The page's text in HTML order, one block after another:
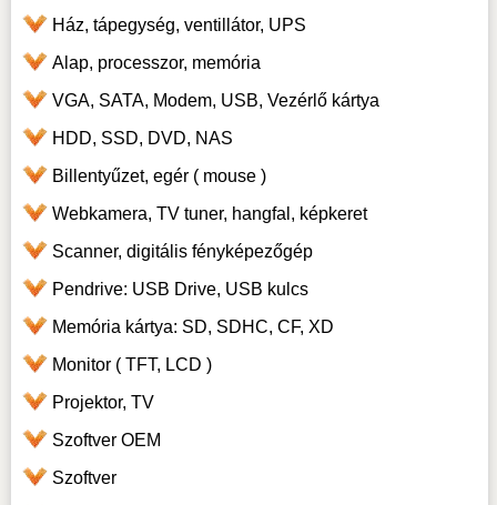
Ház, tápegység, ventillátor, UPS
Alap, processzor, memória
VGA, SATA, Modem, USB, Vezérlő kártya
HDD, SSD, DVD, NAS
Billentyűzet, egér ( mouse )
Webkamera, TV tuner, hangfal, képkeret
Scanner, digitális fényképezőgép
Pendrive: USB Drive, USB kulcs
Memória kártya: SD, SDHC, CF, XD
Monitor ( TFT, LCD )
Projektor, TV
Szoftver OEM
Szoftver